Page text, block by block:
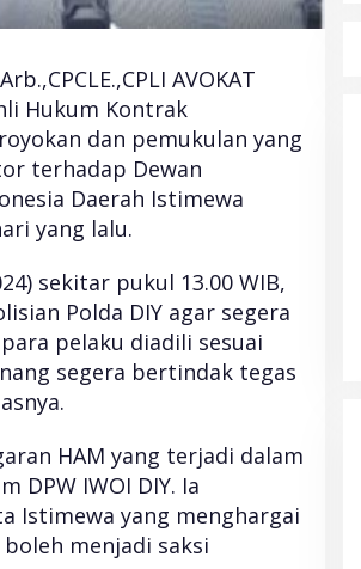
AVOKAT
Hukum Kontrak
dan pemukulan yang
terhadap Dewan
Daerah Istimewa
yang lalu.
sekitar pukul 13.00 WIB,
Polda DIY agar segera
pelaku diadili sesuai
segera bertindak tegas
HAM yang terjadi dalam
DPW IWOI DIY. Ia
Istimewa yang menghargai
menjadi saksi
Melambung, IPH Naik di 18 Provinsi
Minggu Keempat April 2025
Di Nasional | April 28, 2025